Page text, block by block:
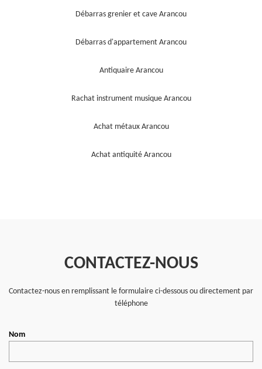
Débarras grenier et cave Arancou
Débarras d'appartement Arancou
Antiquaire Arancou
Rachat instrument musique Arancou
Achat métaux Arancou
Achat antiquité Arancou
CONTACTEZ-NOUS
Contactez-nous en remplissant le formulaire ci-dessous ou directement par
téléphone
Nom